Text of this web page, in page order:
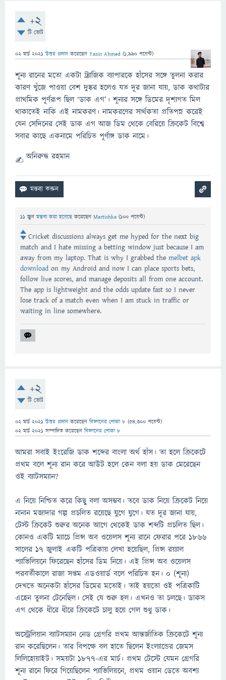
+2
টি ভোট
02 মার্চ 2021 উত্তর প্রদান করেছেন Yasin Ahmed (1,990 পয়েন্ট)
শূন্য রানের মতো একটা ট্র্যাজিক ব্যাপারকে হাঁসের সঙ্গে তুলনা করার
কারণ খুঁজে পাওয়া বেশ দুষ্কর হলেও যত দূর জানা যায়, ডাক কথাটার
প্রাথমিক পূর্ণরূপ ছিল ‘ডাক এগ’। শূন্যর সঙ্গে ডিমের দৃশ্যগত মিল
থাকাতেই নাকি এই নামকরণ। নামকরণের সার্থকতা প্রতিপন্ন করেই
যেন সেদিনের সেই ডাক এগ আজ ডিম থেকে বেরিয়ে ক্রিকেট বিশ্বে
সবার কাছে একনামে পরিচিত পূর্ণাঙ্গ ডাক নামে।
অনিরুদ্ধ রহমান
11 জুনমন্তব্য করা হয়েছেকরেছেন Martishka (100 পয়েন্ট)
Cricket discussions always get me hyped for the next big
match and I hate missing a betting window just because I am
away from my laptop. That is why I grabbed the melbet apk
download on my Android and now I can place sports bets,
follow live scores, and manage deposits all from one account.
The app is lightweight and the odds update fast so I never
lose track of a match even when I am stuck in traffic or
waiting in line somewhere.
+2
টি ভোট
02 মার্চ 2021 উত্তর প্রদান করেছেনবিজ্ঞানের পোকা ৮ (54,300 পয়েন্ট)
02 মার্চ 2021 সম্পাদিত করেছেনবিজ্ঞানের পোকা ৮
আমরা সবাই ইংরেজি ডাক শব্দের বাংলা অর্থ হাঁস। তা হলে ক্রিকেটে
প্রথম বলে শূন্য রান করে আউট হলে কেন বলা হয় ডাক মেরেছেন
ওই ব্যাটসম্যান?
এ নিয়ে নিশ্চিত করে কিছু বলা অসম্ভব। তবে ডাক নিয়ে ক্রিকেট নিয়ে
নানান মজাদার গল্প প্রচলিত রয়েছে যুগে যুগে। যত দূর জানা যায়,
টেস্ট ক্রিকেট শুরুর অনেক আগে থেকেই ডাক শব্দটি প্রচলিত ছিল।
কোনও একটি ম্যাচে প্রিন্স অব ওয়েলস শূন্য রানে ফেরার পরে ১৮৬৬
সালের ১৭ জুলাই একটি পত্রিকায় লেখা হয়েছিল, প্রিন্স রয়্যাল
প্যাভিলিয়নে ফিরেছেন হাঁসের ডিম নিয়ে। এই প্রিন্স অব ওয়েলস
পরবর্তীকালে রাজা সপ্তম এডওয়ার্ড বলে পরিচিত হন। ০ (শূন্য)
দেখতে অনেকটা হাঁসের ডিমের মতোই। তাই হয়তো ওই পত্রিকাটি
এহেন তুলনা টেনেছিল। সেই যে শুরু হল। এখনও তা চলছে। ডাকস
এগ থেকে ধীরে ধীরে ক্রিকেটে চালু হয়ে গেল শুধু ডাক।
অস্ট্রেলিয়ান ব্যাটসম্যান নেড গ্রেগরি প্রথম আন্তর্জাতিক ক্রিকেটে শূন্য
রান করেছিলেন। তার বিপক্ষে বল হাতে ছিলেন ইংল্যান্ডের জেমস
লিলিহোয়াইট। সময়টা ১৮৭৭-এর মার্চ। প্রথম টেস্টে যেমন গ্রেগরি
শূন্য রানে ফিরে গিয়েছিলেন প্যাভিলিয়নে, প্রথম ওয়ান ডেতে অবশ্য